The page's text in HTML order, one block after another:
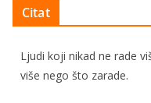
Citat
Ljudi koji nikad ne rade
više nego što zarade.